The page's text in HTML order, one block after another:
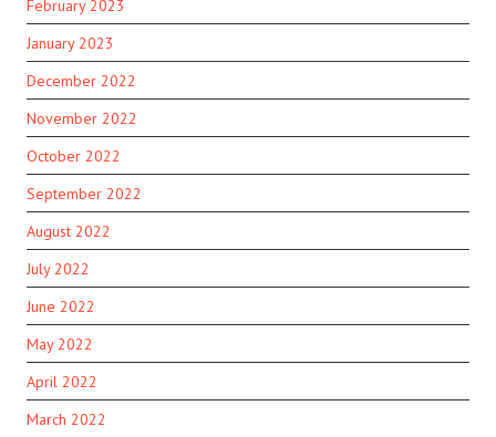
February 2023
January 2023
December 2022
November 2022
October 2022
September 2022
August 2022
July 2022
June 2022
May 2022
April 2022
March 2022